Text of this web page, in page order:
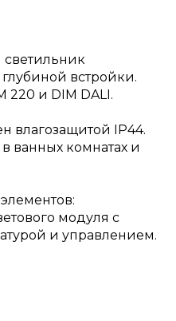
встройки.
220 и DIM DALI.
влагозащитой IP44.
ванных комнатах и
модуля с
и управлением.